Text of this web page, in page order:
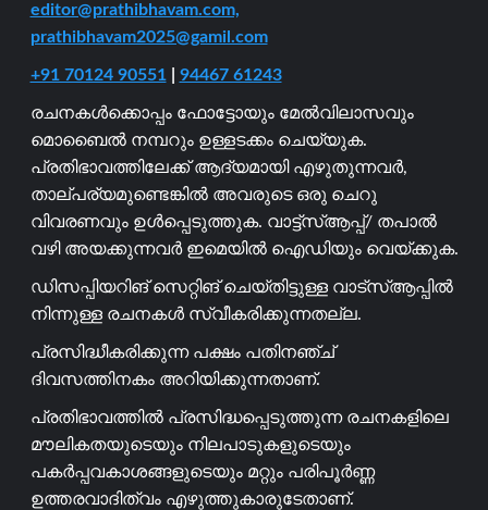
editor@prathibhavam.com,
prathibhavam2025@gamil.com
+91 70124 90551| 94467 61243
രചനകൾക്കൊപ്പം ഫോട്ടോയും മേൽവിലാസവും
മൊബൈൽ നമ്പറും ഉള്ളടക്കം ചെയ്യുക.
പ്രതിഭാവത്തിലേക്ക് ആദ്യമായി എഴുതുന്നവർ,
താല്പര്യമുണ്ടെങ്കിൽ അവരുടെ ഒരു ചെറു
വിവരണവും ഉൾപ്പെടുത്തുക. വാട്ട്സ്ആപ്പ്/ തപാൽ
വഴി അയക്കുന്നവർ ഇമെയിൽ ഐഡിയും വെയ്ക്കുക.
ഡിസപ്പിയറിങ് സെറ്റിങ് ചെയ്തിട്ടുള്ള വാട്സ്ആപ്പിൽ
നിന്നുള്ള രചനകൾ സ്വീകരിക്കുന്നതല്ല.
പ്രസിദ്ധീകരിക്കുന്ന പക്ഷം പതിനഞ്ച്
ദിവസത്തിനകം അറിയിക്കുന്നതാണ്.
പ്രതിഭാവത്തിൽ പ്രസിദ്ധപ്പെടുത്തുന്ന രചനകളിലെ
മൗലികതയുടെയും നിലപാടുകളുടെയും
പകർപ്പവകാശങ്ങളുടെയും മറ്റും പരിപൂർണ്ണ
ഉത്തരവാദിത്വം എഴുത്തുകാരുടേതാണ്.